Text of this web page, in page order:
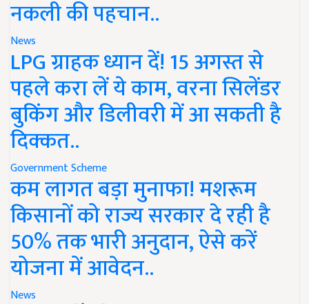
नकली की पहचान..
News
LPG ग्राहक ध्यान दें! 15 अगस्त से
पहले करा लें ये काम, वरना सिलेंडर
बुकिंग और डिलीवरी में आ सकती है
दिक्कत..
Government Scheme
कम लागत बड़ा मुनाफा! मशरूम
किसानों को राज्य सरकार दे रही है
50% तक भारी अनुदान, ऐसे करें
योजना में आवेदन..
News